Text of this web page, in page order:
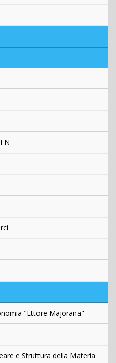
"Ettore Majorana"
e Struttura della Materia